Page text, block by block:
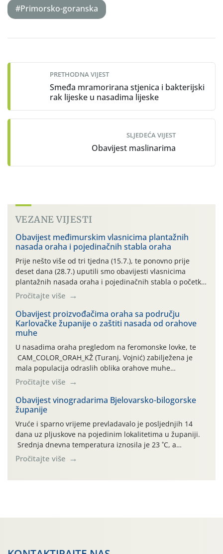
#Primorsko-goranska
navigation
PRETHODNA VIJEST
Smeđa mramorirana stjenica i bakterijski
rak lijeske u nasadima lijeske
SLJEDEĆA VIJEST
Obavijest maslinarima
VEZANE VIJESTI
Obavijest međimurskim vlasnicima plantažnih
nasada oraha i pojedinačnih stabla oraha
Prije nešto više od tri tjedna (15.7.), te ponovno prije
deset dana (28.7.) uputili smo obavijesti vlasnicima
plantažnih nasada oraha i pojedinačnih stabla o početku
leta i ovogodišnjoj potrebi usmjerenog suzbijanja
orahove muhe (Rhagoletis completa)! Već dvanaest dana
traje drugi ovogodišnji “toplinski udar”, koji naročito
izražen zadnja šest dana (31.7.-05.8.), jer najviše
temperature zraka svakodnevno […]
Pročitajte više
Obavijest proizvođačima oraha sa području
Karlovačke županije o zaštiti nasada od orahove
muhe
U nasadima oraha pregledom na feromonske lovke, te
CAM_COLOR_ORAH_KŽ (Turanj, Vojnić) zabilježena je
mala populacija odraslih oblika orahove muhe
(Rhagoletis completa). Niska brojnost može se objasniti
činjenicom da je riječ o mladim nasadima s vrlo malim
urodom, što je povezano i s manjim brojem prezimjelih
jedinki. U starijim nasadima, na žutim ljepljivim Rebell
pločama s […]
Pročitajte više
Obavijest vinogradarima Bjelovarsko-bilogorske
županije
Vruće i sparno vrijeme prevladavalo je posljednjih 14
dana uz pljuskove na pojedinim lokalitetima u županiji.
Srednja dnevna temperatura iznosila je 23 ˚C, a
maksimalne su posljednjih dana dosezale do 35 ˚C.
Simptome plamenjače vinove loze (Plasmoparas
Pročitajte više